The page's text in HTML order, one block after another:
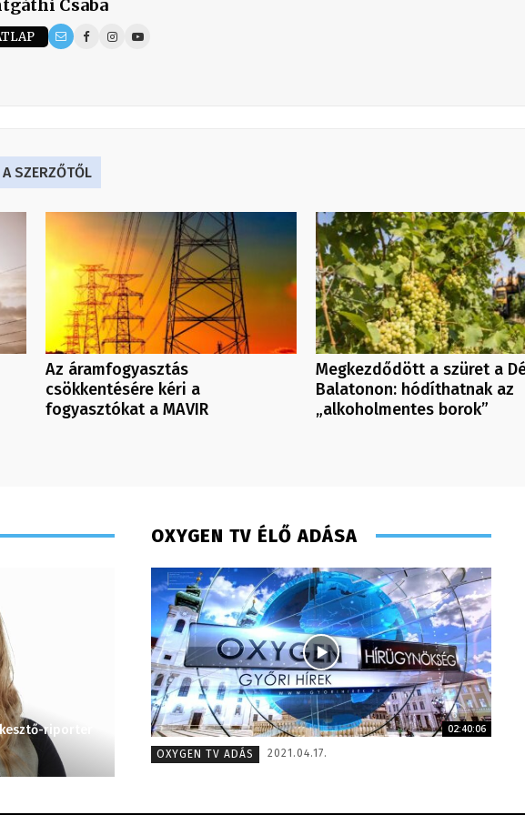
Csaba
SZERZŐTŐL
Az áramfogyasztás
csökkentésére kéri a
fogyasztókat a MAVIR
Megkezdődött a szüret a
Balatonon: hódíthatnak az
„alkoholmentes borok”
riporter
Tóth Bálint – operatőr-vágó – 2009
OXYGEN TV ÉLŐ ADÁSA
02:40:06
OXYGEN TV ADÁS
2021.04.17.